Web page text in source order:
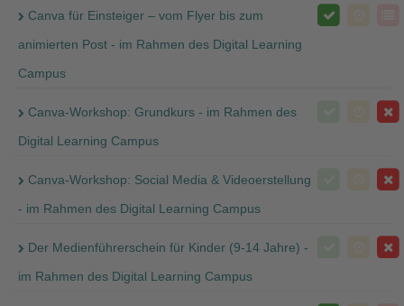
Canva für Einsteiger – vom Flyer bis zum
animierten Post - im Rahmen des Digital Learning
Campus
Canva-Workshop: Grundkurs - im Rahmen des
Digital Learning Campus
Canva-Workshop: Social Media & Videoerstellung
- im Rahmen des Digital Learning Campus
Der Medienführerschein für Kinder (9-14 Jahre) -
im Rahmen des Digital Learning Campus